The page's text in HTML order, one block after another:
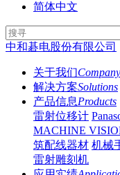
简体中文
中和碁电股份有限公司
关于我们Company
解决方案Solutions
产品信息Products
雷射位移计
MACHINE
筑配线器材 机械
雷射雕刻机